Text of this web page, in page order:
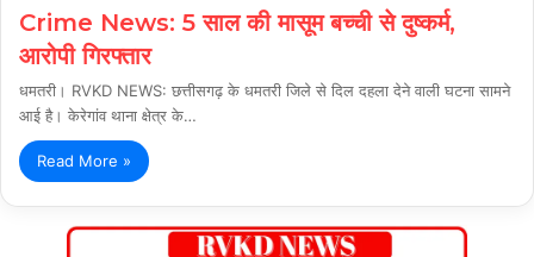
Crime News: 5 साल की मासूम बच्ची से दुष्कर्म,
आरोपी गिरफ्तार
धमतरी। RVKD NEWS: छत्तीसगढ़ के धमतरी जिले से दिल दहला देने वाली घटना सामने
आई है। केरेगांव थाना क्षेत्र के…
Read More »